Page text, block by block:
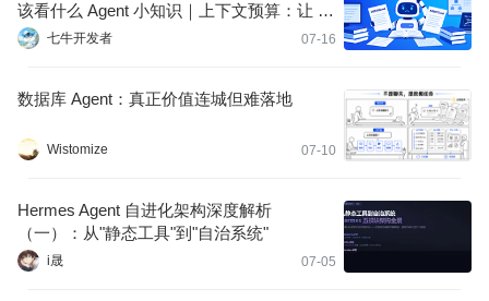
该看什么 Agent 小知识｜上下文预算：让 Ag
ent 知道该看什么
七牛开发者 07-16
数据库 Agent：真正价值连城但难落地
Wistomize 07-10
Hermes Agent 自进化架构深度解析
（一）：从"静态工具"到"自治系统"
i晟 07-05